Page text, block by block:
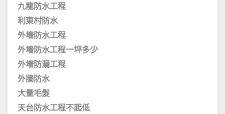
九龍防水工程
利東村防水
外墻防水工程
外墻防水工程一坪多少
外墻防漏工程
外牆防水
大量毛髮
天台防水工程不起低